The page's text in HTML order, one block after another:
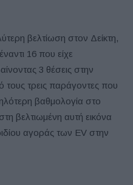
βελτίωση στον Δείκτη,
16 που είχε
3 θέσεις στην
τους τρεις παράγοντες που
βαθμολογία στο
βελτιωμένη αυτή εικόνα
αγοράς των EV στην